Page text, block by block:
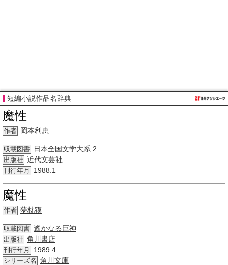
短編小説作品名辞典
魔性
作者 岡本利恵
収載図書 日本全国文学大系 2
出版社 近代文芸社
刊行年月 1988.1
魔性
作者 夢枕獏
収載図書 遙かなる巨神
出版社 角川書店
刊行年月 1989.4
シリーズ名 角川文庫